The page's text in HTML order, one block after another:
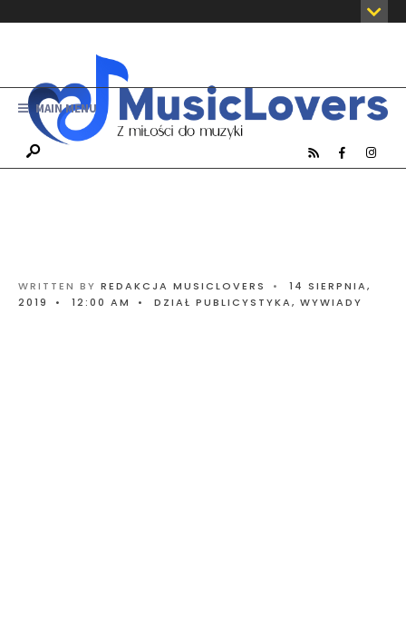
MAIN MENU
WRITTEN BY REDAKCJA MUSICLOVERS •
14 SIERPNIA,
2019
• 12:00 AM • DZIAŁ PUBLICYSTYKA, WYWIADY